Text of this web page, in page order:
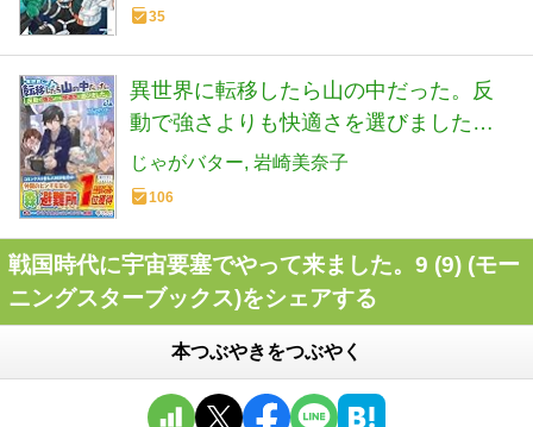
35
異世界に転移したら山の中だった。反
動で強さよりも快適さを選びました。9
(ツギクルブックス)
じゃがバター 岩崎美奈子
106
戦国時代に宇宙要塞でやって来ました。9 (9) (モー
ニングスターブックス)をシェアする
本つぶやきをつぶやく